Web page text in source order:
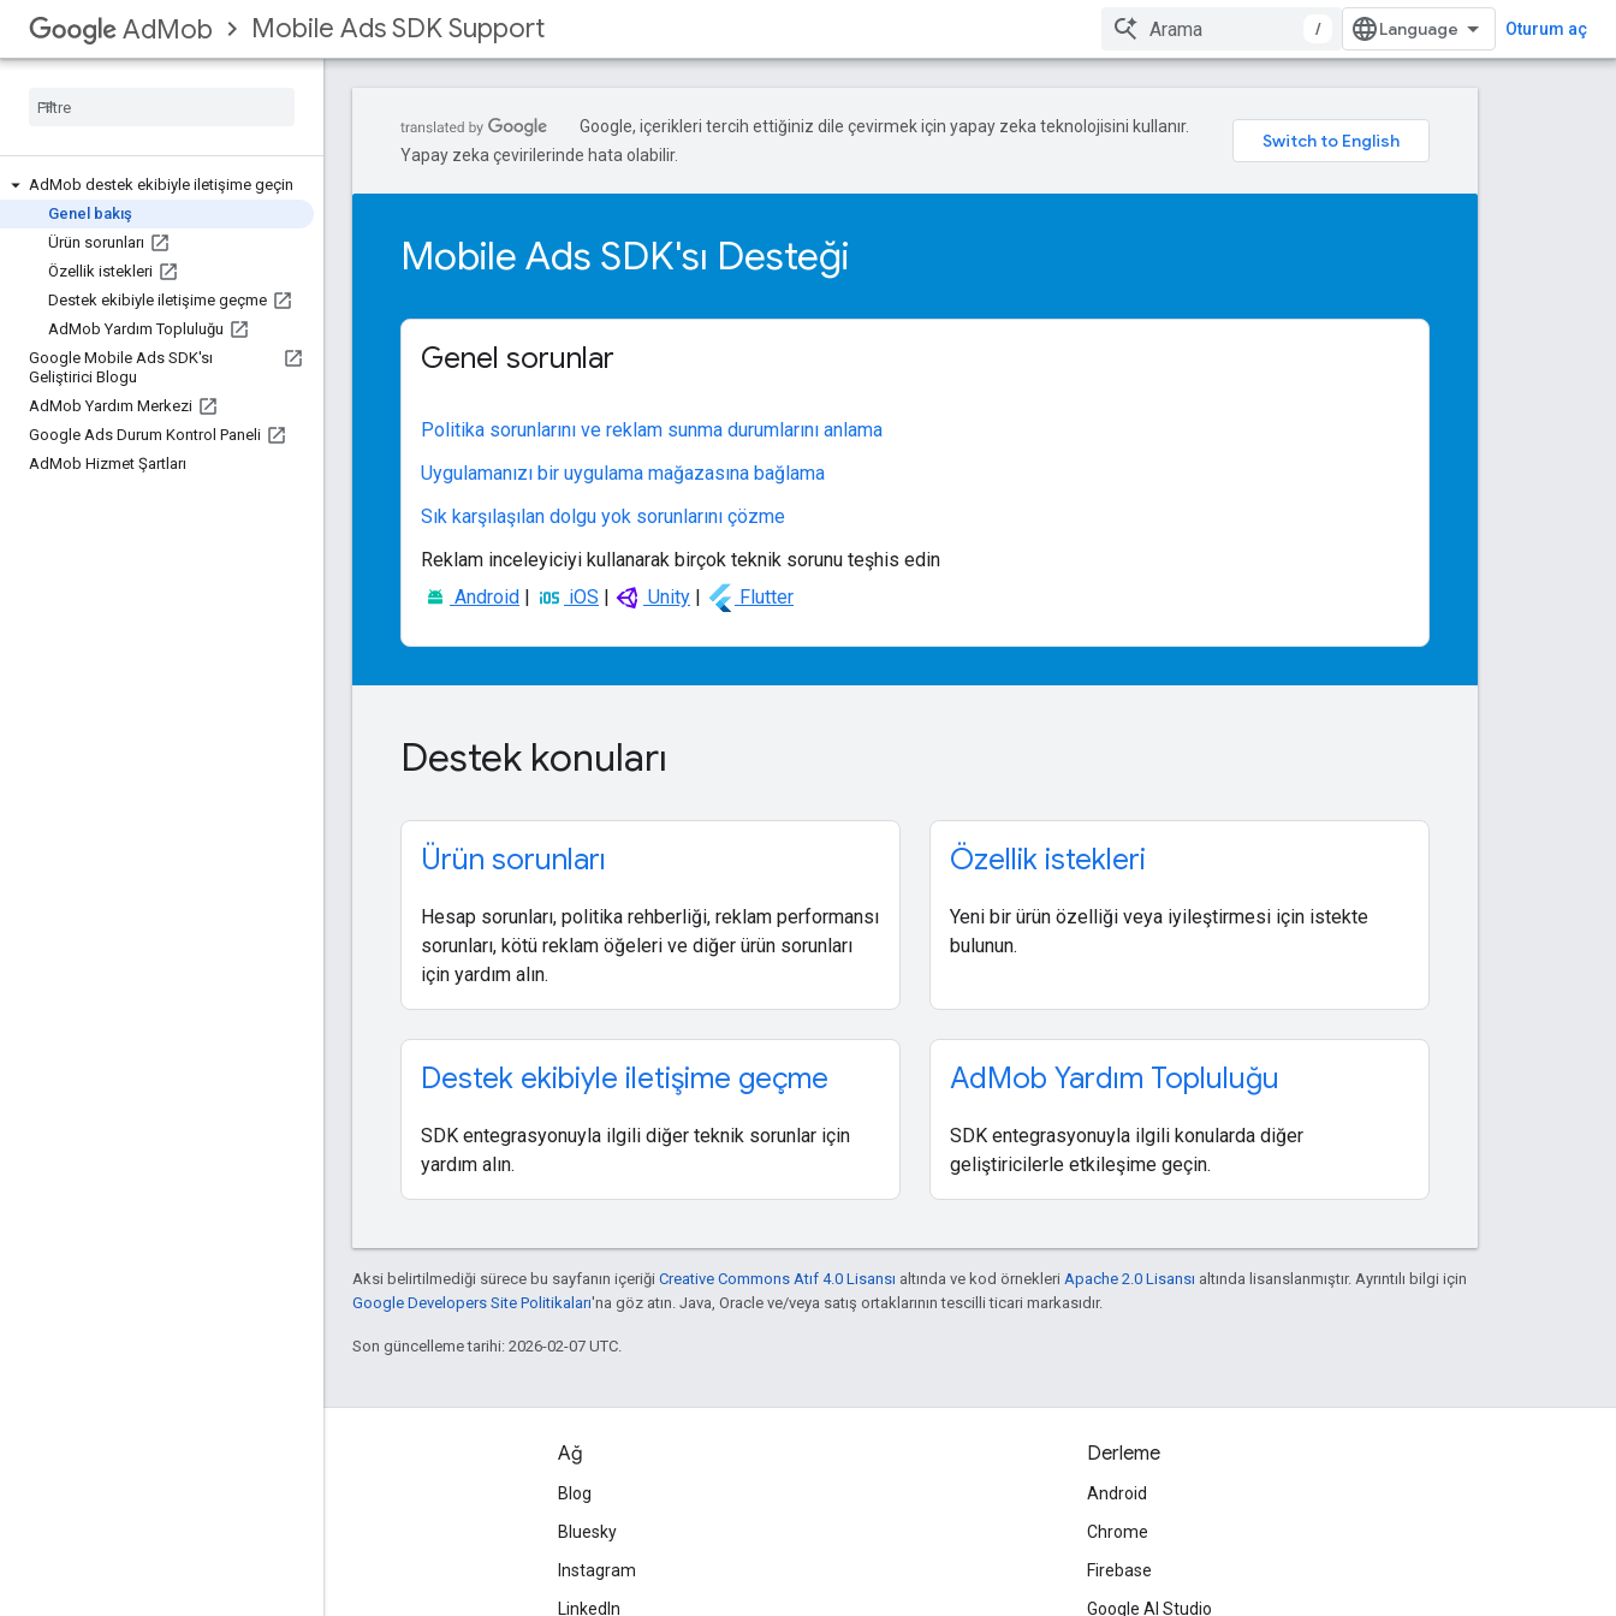
AdMob Mobile Ads SDK Support / Oturum aç
AdMob destek ekibiyle iletişime geçin
Genel bakış
Ürün sorunları
Özellik istekleri
Destek ekibiyle iletişime geçme
AdMob Yardım Topluluğu
Google Mobile Ads SDK'sı
Geliştirici Blogu
AdMob Yardım Merkezi
Google Ads Durum Kontrol Paneli
AdMob Hizmet Şartları
Google, içerikleri tercih ettiğiniz dile çevirmek için yapay zeka teknolojisini kullanır.
Yapay zeka çevirilerinde hata olabilir.
Mobile Ads SDK'sı Desteği
Genel sorunlar
Politika sorunlarını ve reklam sunma durumlarını anlama
Uygulamanızı bir uygulama mağazasına bağlama
Sık karşılaşılan dolgu yok sorunlarını çözme
Reklam inceleyiciyi kullanarak birçok teknik sorunu teşhis edin
Android | iOS | Unity | Flutter
Destek konuları
Ürün sorunları
Hesap sorunları, politika rehberliği, reklam performansı
sorunları, kötü reklam öğeleri ve diğer ürün sorunları
için yardım alın.
Özellik istekleri
Yeni bir ürün özelliği veya iyileştirmesi için istekte
bulunun.
Destek ekibiyle iletişime geçme
SDK entegrasyonuyla ilgili diğer teknik sorunlar için
yardım alın.
AdMob Yardım Topluluğu
SDK entegrasyonuyla ilgili konularda diğer
geliştiricilerle etkileşime geçin.
Aksi belirtilmediği sürece bu sayfanın içeriği Creative Commons Atıf 4.0 Lisansı altında ve kod örnekleri Apache 2.0 Lisansı altında lisanslanmıştır. Ayrıntılı bilgi için
Google Developers Site Politikaları'na göz atın. Java, Oracle ve/veya satış ortaklarının tescilli ticari markasıdır.
Son güncelleme tarihi: 2026-02-07 UTC.
Ağ
Blog
Bluesky
Instagram
LinkedIn
Derleme
Android
Chrome
Firebase
Google AI Studio